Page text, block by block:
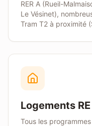
RER A (Rueil-
Le Vésinet),
Tram T2 à proximité
Logements
Tous les